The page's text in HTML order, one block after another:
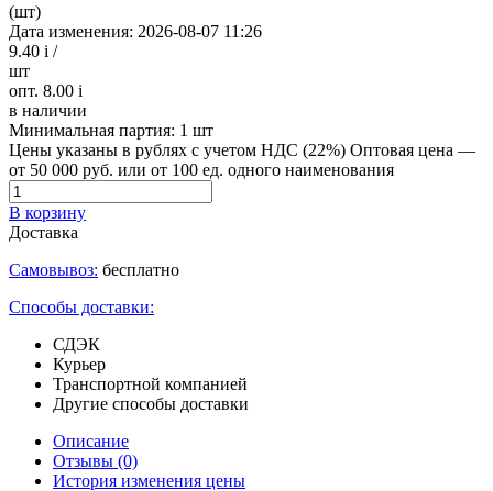
(шт)
Дата изменения: 2026-08-07 11:26
9.40 i /
шт
опт. 8.00 i
в наличии
Минимальная партия: 1 шт
Цены указаны в рублях с учетом НДС (22%) Оптовая цена —
от 50 000 руб. или от 100 ед. одного наименования
В корзину
Доставка
Самовывоз: бесплатно
Способы доставки:
СДЭК
Курьер
Транспортной компанией
Другие способы доставки
Описание
Отзывы (0)
История изменения цены